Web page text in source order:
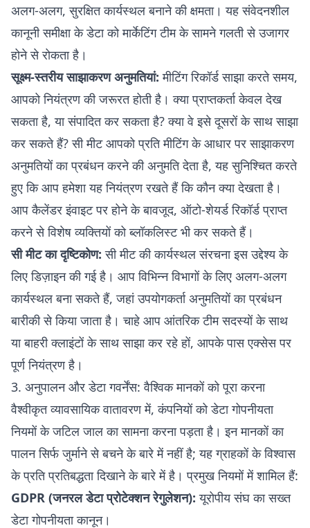
अलग-अलग, सुरक्षित कार्यस्थल बनाने की क्षमता। यह संवेदनशील
कानूनी समीक्षा के डेटा को मार्केटिंग टीम के सामने गलती से उजागर
होने से रोकता है।
सूक्ष्म-स्तरीय साझाकरण अनुमतियां: मीटिंग रिकॉर्ड साझा करते समय,
आपको नियंत्रण की जरूरत होती है। क्या प्राप्तकर्ता केवल देख
सकता है, या संपादित कर सकता है? क्या वे इसे दूसरों के साथ साझा
कर सकते हैं? सी मीट आपको प्रति मीटिंग के आधार पर साझाकरण
अनुमतियों का प्रबंधन करने की अनुमति देता है, यह सुनिश्चित करते
हुए कि आप हमेशा यह नियंत्रण रखते हैं कि कौन क्या देखता है।
आप कैलेंडर इंवाइट पर होने के बावजूद, ऑटो-शेयर्ड रिकॉर्ड प्राप्त
करने से विशेष व्यक्तियों को ब्लॉकलिस्ट भी कर सकते हैं।
सी मीट का दृष्टिकोण: सी मीट की कार्यस्थल संरचना इस उद्देश्य के
लिए डिज़ाइन की गई है। आप विभिन्न विभागों के लिए अलग-अलग
कार्यस्थल बना सकते हैं, जहां उपयोगकर्ता अनुमतियों का प्रबंधन
बारीकी से किया जाता है। चाहे आप आंतरिक टीम सदस्यों के साथ
या बाहरी क्लाइंटों के साथ साझा कर रहे हों, आपके पास एक्सेस पर
पूर्ण नियंत्रण है।
3. अनुपालन और डेटा गवर्नेंस: वैश्विक मानकों को पूरा करना
वैश्वीकृत व्यावसायिक वातावरण में, कंपनियों को डेटा गोपनीयता
नियमों के जटिल जाल का सामना करना पड़ता है। इन मानकों का
पालन सिर्फ जुर्माने से बचने के बारे में नहीं है; यह ग्राहकों के विश्वास
के प्रति प्रतिबद्धता दिखाने के बारे में है। प्रमुख नियमों में शामिल हैं:
GDPR (जनरल डेटा प्रोटेक्शन रेगुलेशन): यूरोपीय संघ का सख्त
डेटा गोपनीयता कानून।